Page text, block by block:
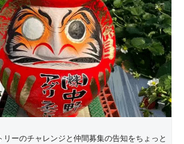
リーのチャレンジと仲間募集の告知をちょっと